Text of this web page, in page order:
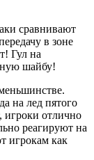
сравнивают
в зоне
Гул на
шайбу!
на лед пятого
игроки отлично
реагируют на
игрокам как